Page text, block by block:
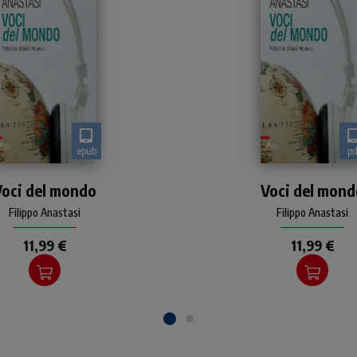
epub
cosiddetti
che spesso tirano la
Filippo Anastasi
del mondo
11,99 €
personaggi
ma che spesso tirano
Filippo Anastasi
Voci del
11,99 €